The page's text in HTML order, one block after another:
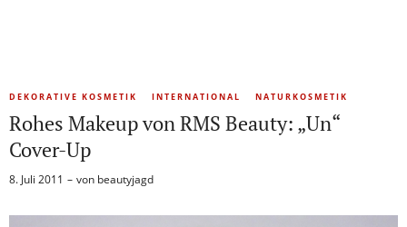
DEKORATIVE KOSMETIK INTERNATIONAL NATURKOSMETIK
Rohes Makeup von RMS Beauty: „Un“
Cover-Up
8. Juli 2011 von beautyjagd